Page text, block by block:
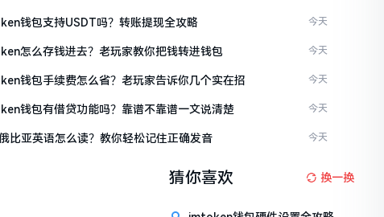
钱包支持USDT吗？转账提现全攻略 今天
怎么存钱进去？老玩家教你把钱转进钱包 今天
钱包手续费怎么省？老玩家告诉你几个实在招 今天
钱包有借贷功能吗？靠谱不靠谱一文说清楚 今天
比亚英语怎么读？教你轻松记住正确发音 今天
猜你喜欢 换一换